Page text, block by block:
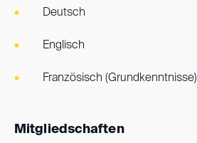
Deutsch
Englisch
Französisch (Grundkenntnisse)
Mitgliedschaften